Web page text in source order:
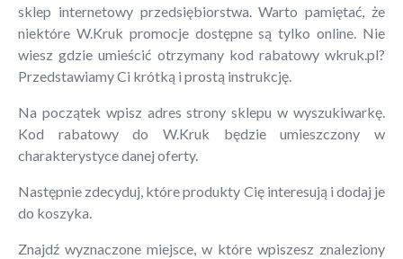
sklep internetowy przedsiębiorstwa. Warto pamiętać, że
niektóre W.Kruk promocje dostępne są tylko online. Nie
wiesz gdzie umieścić otrzymany kod rabatowy wkruk.pl?
Przedstawiamy Ci krótką i prostą instrukcję.
Na początek wpisz adres strony sklepu w wyszukiwarkę.
Kod rabatowy do W.Kruk będzie umieszczony w
charakterystyce danej oferty.
Następnie zdecyduj, które produkty Cię interesują i dodaj je
do koszyka.
Znajdź wyznaczone miejsce, w które wpiszesz znaleziony